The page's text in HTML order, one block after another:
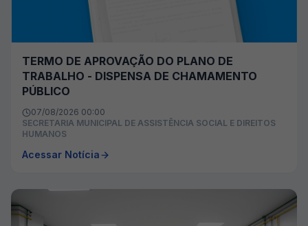
TERMO DE APROVAÇÃO DO PLANO DE
TRABALHO - DISPENSA DE CHAMAMENTO
PÚBLICO
07/08/2026 00:00
SECRETARIA MUNICIPAL DE ASSISTÊNCIA SOCIAL E DIREITOS
HUMANOS
Acessar Notícia